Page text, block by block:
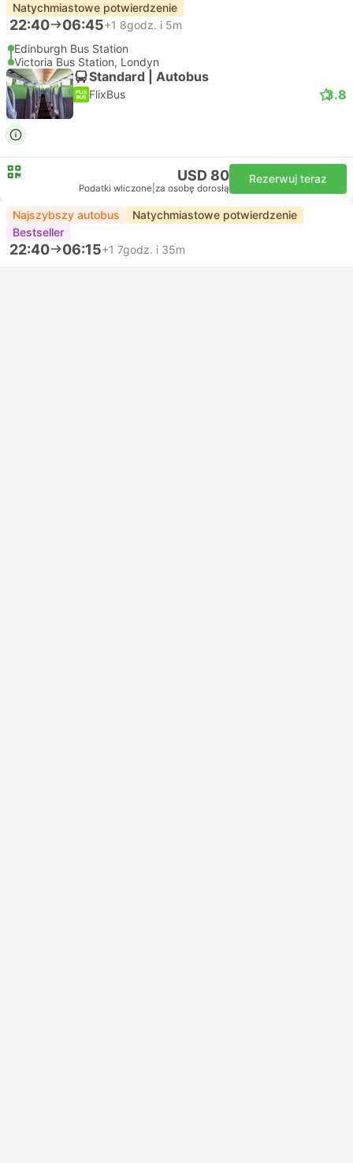
Natychmiastowe potwierdzenie
22:40 06:45+1 8godz. i 5m
Edinburgh Bus Station
Victoria Bus Station, Londyn
Standard | Autobus
FlixBus 3.8
USD 80
Podatki wliczone za osobę dorosłą
Rezerwuj teraz
Najszybszy autobus
Natychmiastowe potwierdzenie
Bestseller
22:40 06:15+1 7godz. i 35m